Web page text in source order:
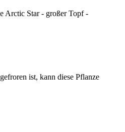
Arctic Star - großer Topf -
ist, kann diese Pflanze